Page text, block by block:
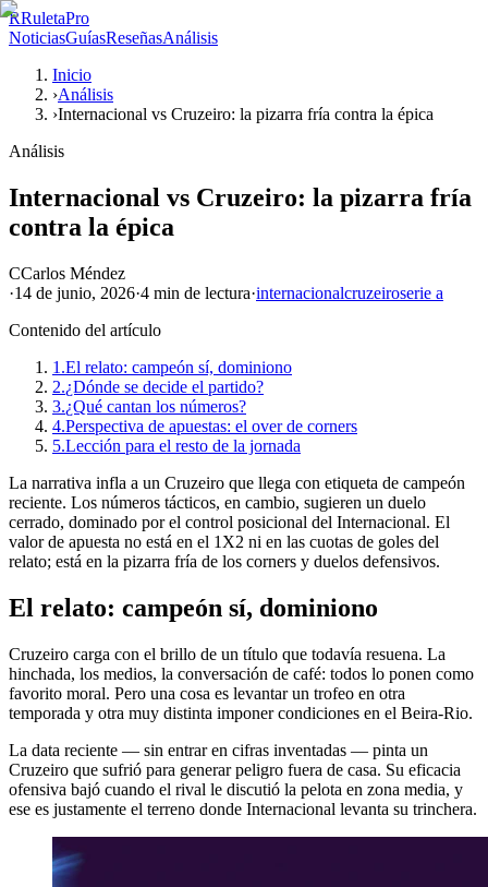
RRuletaPro
NoticiasGuíasReseñasAnálisis
Inicio
›Análisis
›Internacional vs Cruzeiro: la pizarra fría contra la épica
Análisis
Internacional vs Cruzeiro: la pizarra fría
contra la épica
CCarlos Méndez
·14 de junio, 2026·4 min de lectura·internacionalcruzeiroserie a
Contenido del artículo
1.El relato: campeón sí, dominiono
2.¿Dónde se decide el partido?
3.¿Qué cantan los números?
4.Perspectiva de apuestas: el over de corners
5.Lección para el resto de la jornada
La narrativa infla a un Cruzeiro que llega con etiqueta de campeón
reciente. Los números tácticos, en cambio, sugieren un duelo
cerrado, dominado por el control posicional del Internacional. El
valor de apuesta no está en el 1X2 ni en las cuotas de goles del
relato; está en la pizarra fría de los corners y duelos defensivos.
El relato: campeón sí, dominiono
Cruzeiro carga con el brillo de un título que todavía resuena. La
hinchada, los medios, la conversación de café: todos lo ponen como
favorito moral. Pero una cosa es levantar un trofeo en otra
temporada y otra muy distinta imponer condiciones en el Beira-Rio.
La data reciente — sin entrar en cifras inventadas — pinta un
Cruzeiro que sufrió para generar peligro fuera de casa. Su eficacia
ofensiva bajó cuando el rival le discutió la pelota en zona media, y
ese es justamente el terreno donde Internacional levanta su trinchera.